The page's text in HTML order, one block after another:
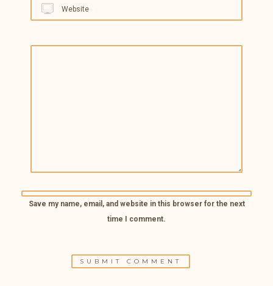
Website
Save my name, email, and website in this browser for the next
time I comment.